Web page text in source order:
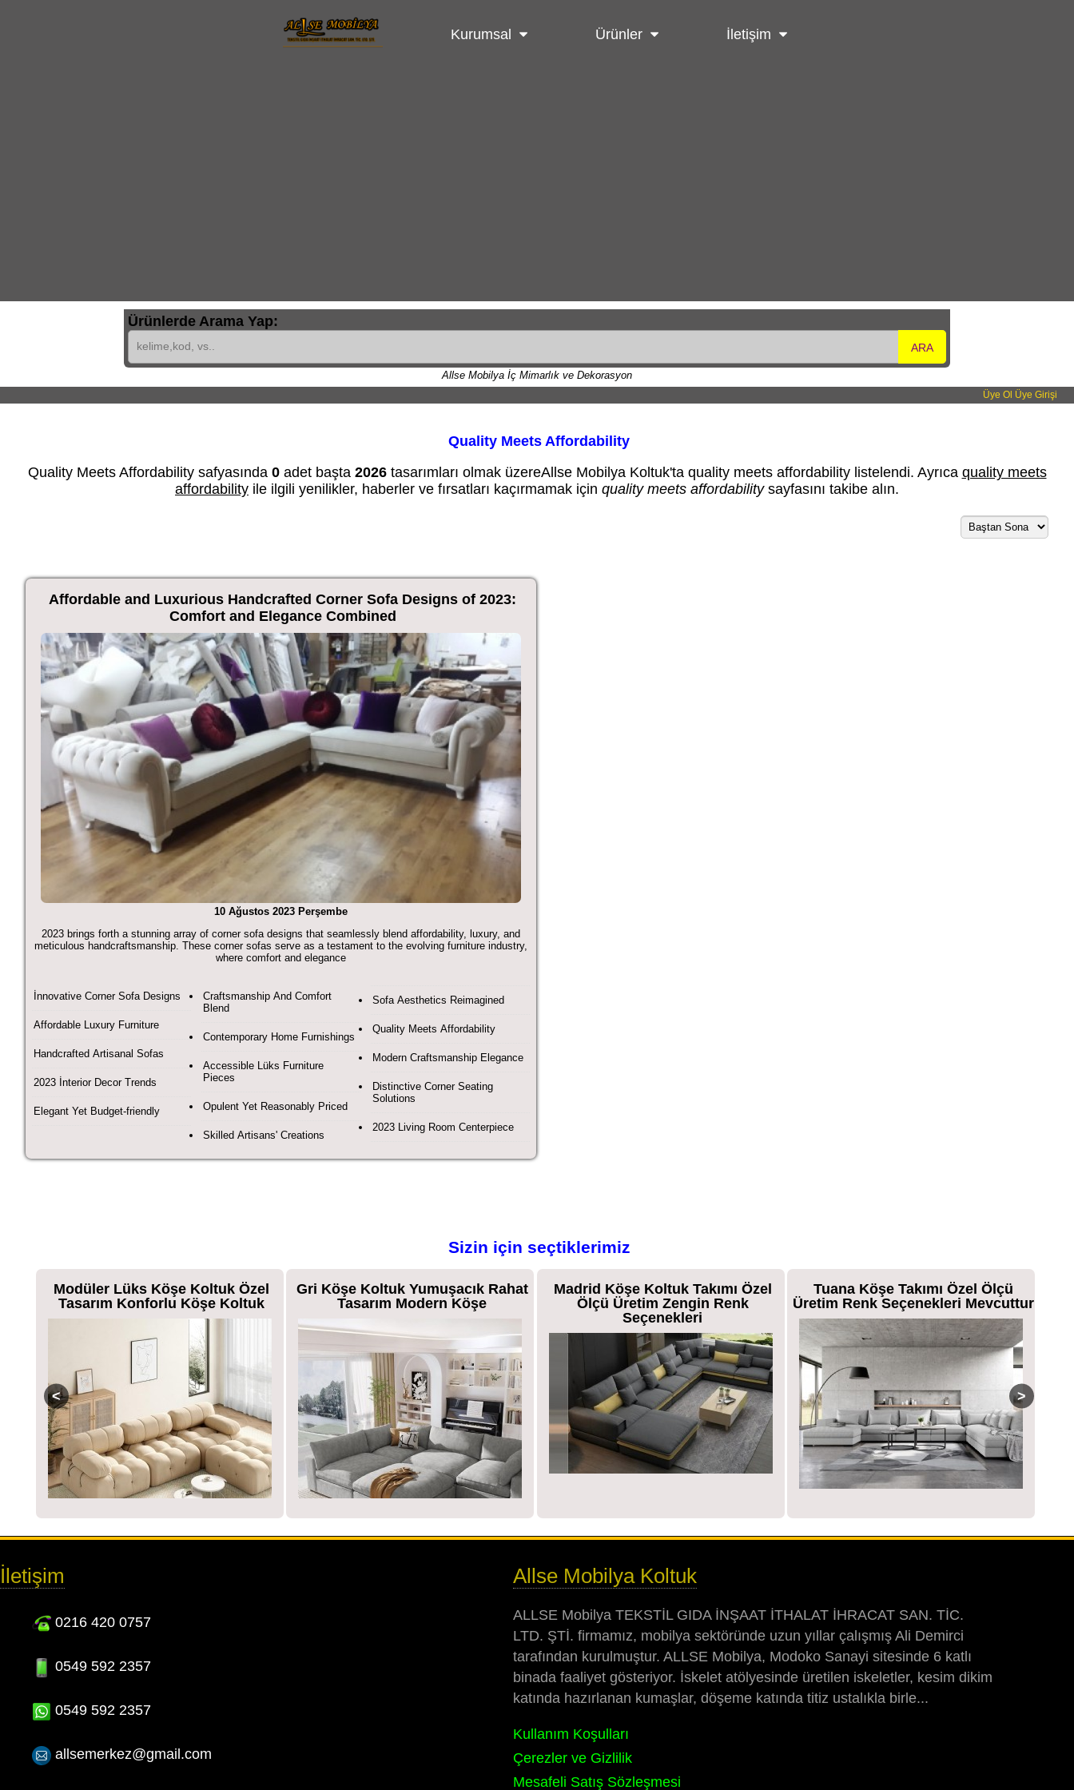
Kurumsal Ürünler İletişim
Ürünlerde Arama Yap:
ARA
Allse Mobilya İç Mimarlık ve Dekorasyon
Üye Ol Üye Girişi
Quality Meets Affordability
Quality Meets Affordability safyasında 0adet başta 2026tasarımları olmak üzereAllse Mobilya Koltuk'ta quality meets affordability listelendi. Ayrıca quality meets
affordability ile ilgili yenilikler, haberler ve fırsatları kaçırmamak için quality meets affordabilitysayfasını takibe alın.
Affordable and Luxurious Handcrafted Corner Sofa Designs of 2023:
Comfort and Elegance Combined
10 Ağustos 2023 Perşembe
2023 brings forth a stunning array of corner sofa designs that seamlessly blend affordability, luxury, and
meticulous handcraftsmanship. These corner sofas serve as a testament to the evolving furniture industry,
where comfort and elegance
İnnovative Corner Sofa Designs
Affordable Luxury Furniture
Handcrafted Artisanal Sofas
2023 İnterior Decor Trends
Elegant Yet Budget-friendly
Craftsmanship And Comfort
Blend
Contemporary Home Furnishings
Accessible Lüks Furniture
Pieces
Opulent Yet Reasonably Priced
Skilled Artisans' Creations
Sofa Aesthetics Reimagined
Quality Meets Affordability
Modern Craftsmanship Elegance
Distinctive Corner Seating
Solutions
2023 Living Room Centerpiece
Sizin için seçtiklerimiz
Gri Köşe Koltuk Yumuşacık Rahat
Tasarım Modern Köşe
Madrid Köşe Koltuk Takımı Özel
Ölçü Üretim Zengin Renk
Tuana Köşe Takımı Özel Ölçü
Üretim Renk Seçenekleri Mevcuttur
Caria Köşe Koltuk Özel Ölçü Üretim
Renk Seçenekleri Mevcuttur
İletişim
0216 420 0757
0549 592 2357
0549 592 2357
allsemerkez@gmail.com
Allse Mobilya Koltuk
ALLSE Mobilya TEKSTİL GIDA İNŞAAT İTHALAT İHRACAT SAN. TİC.
LTD. ŞTİ. firmamız, mobilya sektöründe uzun yıllar çalışmış Ali Demirci
tarafından kurulmuştur. ALLSE Mobilya, Modoko Sanayi sitesinde 6 katlı
binada faaliyet gösteriyor. İskelet atölyesinde üretilen iskeletler, kesim dikim
katında hazırlanan kumaşlar, döşeme katında titiz ustalıkla birle...
Kullanım Koşulları
Çerezler ve Gizlilik
Mesafeli Satış Sözleşmesi